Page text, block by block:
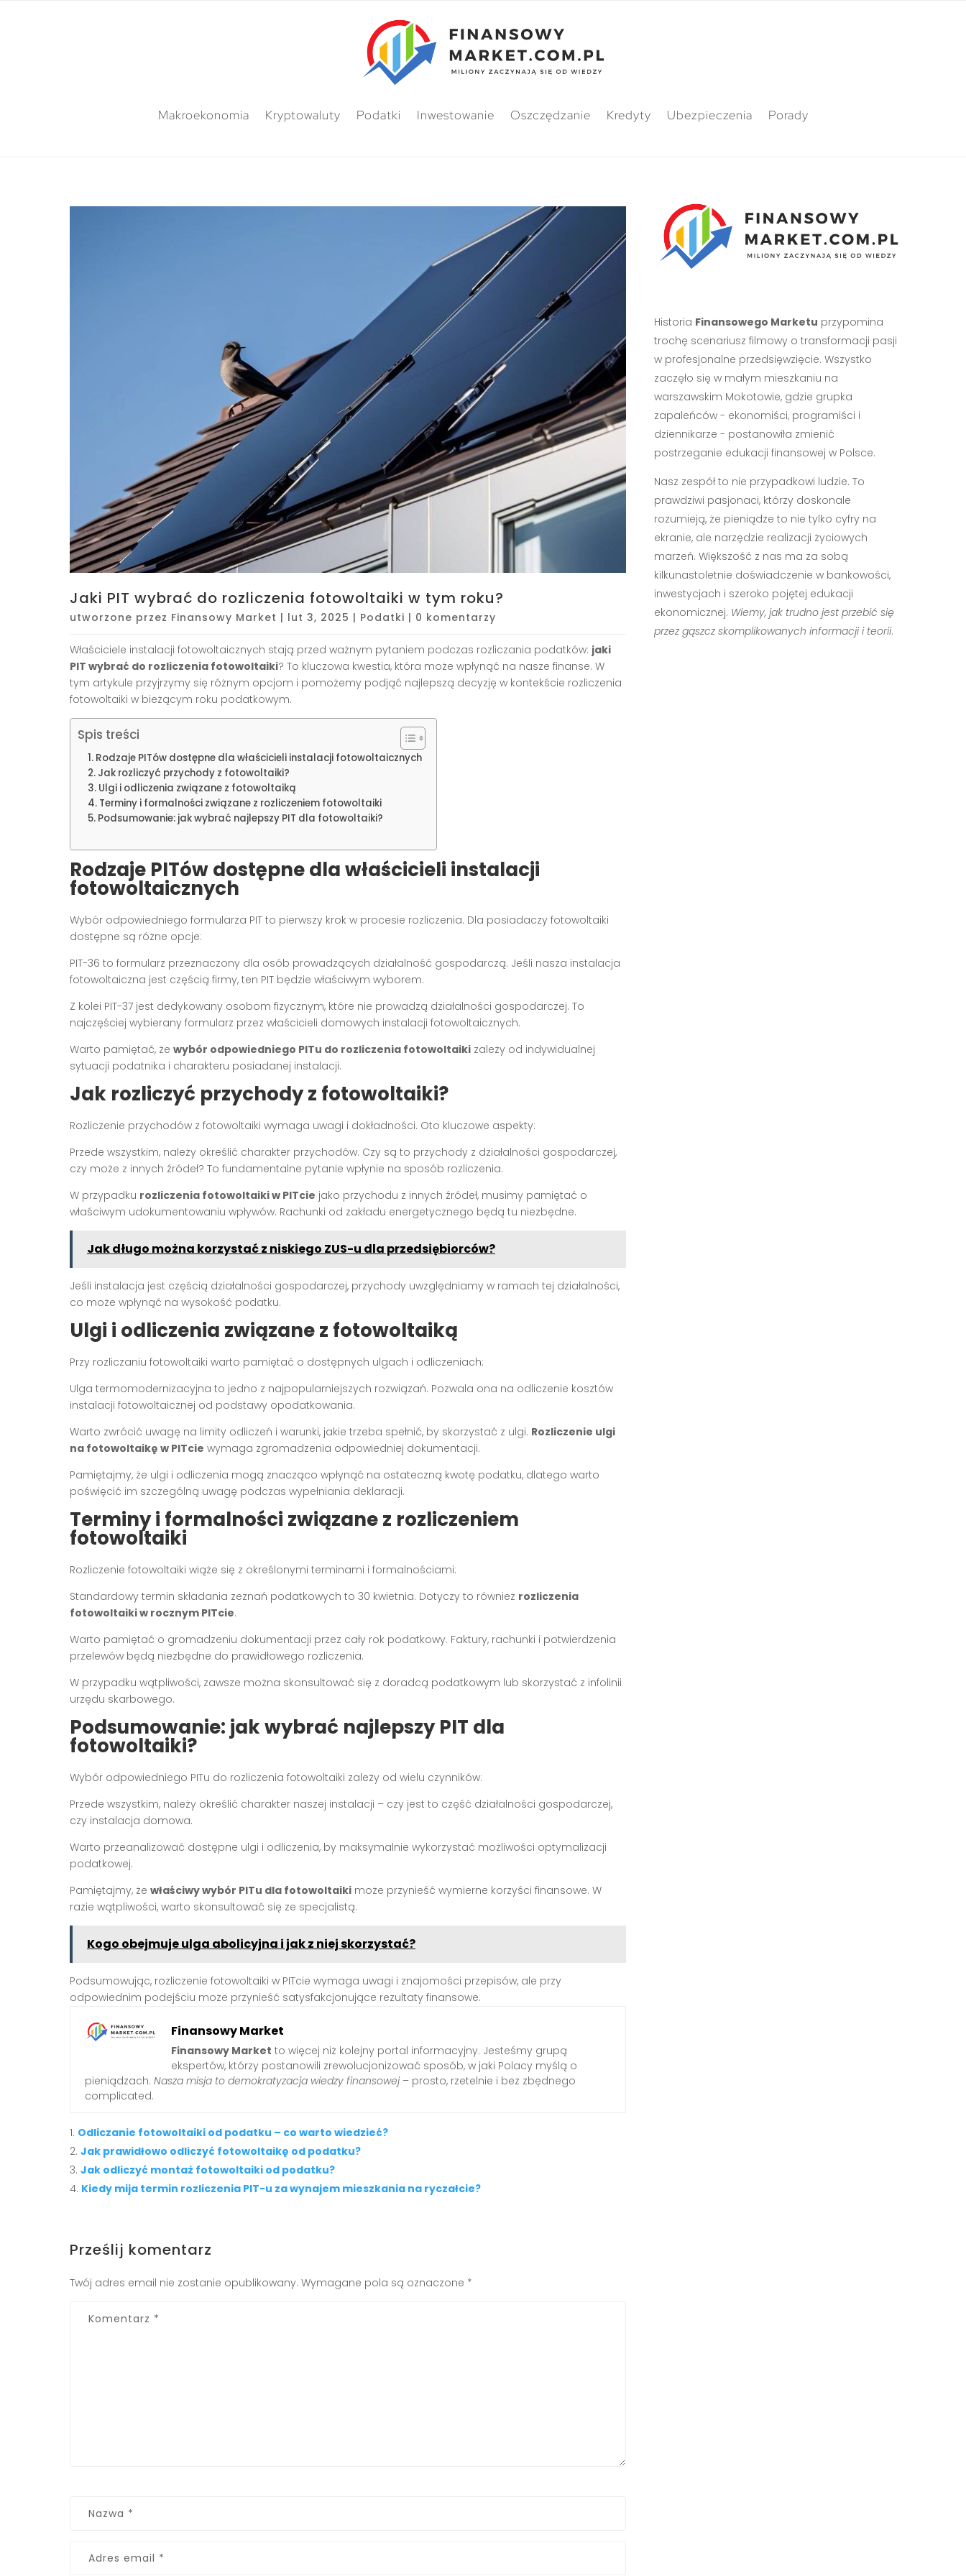
Makroekonomia Kryptowaluty Podatki Inwestowanie Oszczędzanie Kredyty Ubezpieczenia Porady
Jaki PIT wybrać do rozliczenia fotowoltaiki w tym roku?
utworzone przez Finansowy Market | lut 3, 2025 | Podatki | 0 komentarzy
Właściciele instalacji fotowoltaicznych stają przed ważnym pytaniem podczas rozliczania podatków: jaki
PIT wybrać do rozliczenia fotowoltaiki? To kluczowa kwestia, która może wpłynąć na nasze finanse. W
tym artykule przyjrzymy się różnym opcjom i pomożemy podjąć najlepszą decyzję w kontekście rozliczenia
fotowoltaiki w bieżącym roku podatkowym.
Spis treści
Rodzaje PITów dostępne dla właścicieli instalacji fotowoltaicznych
Jak rozliczyć przychody z fotowoltaiki?
Ulgi i odliczenia związane z fotowoltaiką
Terminy i formalności związane z rozliczeniem fotowoltaiki
Podsumowanie: jak wybrać najlepszy PIT dla fotowoltaiki?
Rodzaje PITów dostępne dla właścicieli instalacji
fotowoltaicznych
Wybór odpowiedniego formularza PIT to pierwszy krok w procesie rozliczenia. Dla posiadaczy fotowoltaiki
dostępne są różne opcje:
PIT-36 to formularz przeznaczony dla osób prowadzących działalność gospodarczą. Jeśli nasza instalacja
fotowoltaiczna jest częścią firmy, ten PIT będzie właściwym wyborem.
Z kolei PIT-37 jest dedykowany osobom fizycznym, które nie prowadzą działalności gospodarczej. To
najczęściej wybierany formularz przez właścicieli domowych instalacji fotowoltaicznych.
Warto pamiętać, że wybór odpowiedniego PITu do rozliczenia fotowoltaiki zależy od indywidualnej
sytuacji podatnika i charakteru posiadanej instalacji.
Jak rozliczyć przychody z fotowoltaiki?
Rozliczenie przychodów z fotowoltaiki wymaga uwagi i dokładności. Oto kluczowe aspekty:
Przede wszystkim, należy określić charakter przychodów. Czy są to przychody z działalności gospodarczej,
czy może z innych źródeł? To fundamentalne pytanie wpłynie na sposób rozliczenia.
W przypadku rozliczenia fotowoltaiki w PITcie jako przychodu z innych źródeł, musimy pamiętać o
właściwym udokumentowaniu wpływów. Rachunki od zakładu energetycznego będą tu niezbędne.
Jak długo można korzystać z niskiego ZUS-u dla przedsiębiorców?
Jeśli instalacja jest częścią działalności gospodarczej, przychody uwzględniamy w ramach tej działalności,
co może wpłynąć na wysokość podatku.
Ulgi i odliczenia związane z fotowoltaiką
Przy rozliczaniu fotowoltaiki warto pamiętać o dostępnych ulgach i odliczeniach:
Ulga termomodernizacyjna to jedno z najpopularniejszych rozwiązań. Pozwala ona na odliczenie kosztów
instalacji fotowoltaicznej od podstawy opodatkowania.
Warto zwrócić uwagę na limity odliczeń i warunki, jakie trzeba spełnić, by skorzystać z ulgi. Rozliczenie ulgi
na fotowoltaikę w PITcie wymaga zgromadzenia odpowiedniej dokumentacji.
Pamiętajmy, że ulgi i odliczenia mogą znacząco wpłynąć na ostateczną kwotę podatku, dlatego warto
poświęcić im szczególną uwagę podczas wypełniania deklaracji.
Terminy i formalności związane z rozliczeniem
fotowoltaiki
Rozliczenie fotowoltaiki wiąże się z określonymi terminami i formalnościami:
Standardowy termin składania zeznań podatkowych to 30 kwietnia. Dotyczy to również rozliczenia
fotowoltaiki w rocznym PITcie.
Warto pamiętać o gromadzeniu dokumentacji przez cały rok podatkowy. Faktury, rachunki i potwierdzenia
przelewów będą niezbędne do prawidłowego rozliczenia.
W przypadku wątpliwości, zawsze można skonsultować się z doradcą podatkowym lub skorzystać z infolinii
urzędu skarbowego.
Podsumowanie: jak wybrać najlepszy PIT dla
fotowoltaiki?
Wybór odpowiedniego PITu do rozliczenia fotowoltaiki zależy od wielu czynników:
Przede wszystkim, należy określić charakter naszej instalacji – czy jest to część działalności gospodarczej,
czy instalacja domowa.
Warto przeanalizować dostępne ulgi i odliczenia, by maksymalnie wykorzystać możliwości optymalizacji
podatkowej.
Pamiętajmy, że właściwy wybór PITu dla fotowoltaiki może przynieść wymierne korzyści finansowe. W
razie wątpliwości, warto skonsultować się ze specjalistą.
Kogo obejmuje ulga abolicyjna i jak z niej skorzystać?
Podsumowując, rozliczenie fotowoltaiki w PITcie wymaga uwagi i znajomości przepisów, ale przy
odpowiednim podejściu może przynieść satysfakcjonujące rezultaty finansowe.
Finansowy Market
Finansowy Market to więcej niż kolejny portal informacyjny. Jesteśmy grupą
ekspertów, którzy postanowili zrewolucjonizować sposób, w jaki Polacy myślą o
pieniądzach. Nasza misja to demokratyzacja wiedzy finansowej– prosto, rzetelnie i bez zbędnego
complicated.
Odliczanie fotowoltaiki od podatku – co warto wiedzieć?
Jak prawidłowo odliczyć fotowoltaikę od podatku?
Jak odliczyć montaż fotowoltaiki od podatku?
Kiedy mija termin rozliczenia PIT-u za wynajem mieszkania na ryczałcie?
Prześlij komentarz
Twój adres email nie zostanie opublikowany. Wymagane pola są oznaczone *
Historia Finansowego Marketu przypomina
trochę scenariusz filmowy o transformacji pasji
w profesjonalne przedsięwzięcie. Wszystko
zaczęło się w małym mieszkaniu na
warszawskim Mokotowie, gdzie grupka
zapaleńców - ekonomiści, programiści i
dziennikarze - postanowiła zmienić
postrzeganie edukacji finansowej w Polsce.
Nasz zespół to nie przypadkowi ludzie. To
prawdziwi pasjonaci, którzy doskonale
rozumieją, że pieniądze to nie tylko cyfry na
ekranie, ale narzędzie realizacji życiowych
marzeń. Większość z nas ma za sobą
kilkunastoletnie doświadczenie w bankowości,
inwestycjach i szeroko pojętej edukacji
ekonomicznej. Wiemy, jak trudno jest przebić się
przez gąszcz skomplikowanych informacji i teorii.